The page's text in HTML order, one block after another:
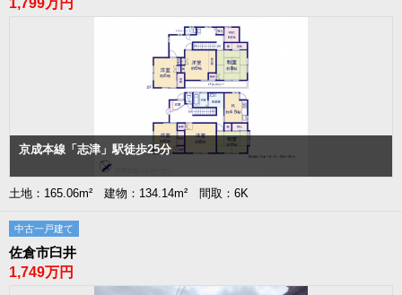
京成本線「志津」駅徒歩25分
土地：165.06m² 建物：134.14m² 間取：6K
中古一戸建て
佐倉市臼井
1,749万円